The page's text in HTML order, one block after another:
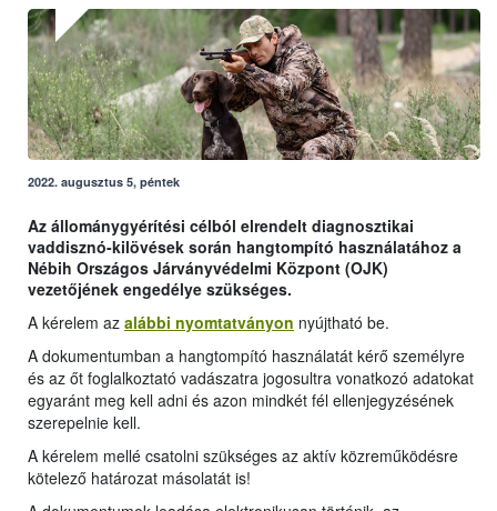
2022. augusztus 5, péntek
Az állománygyérítési célból elrendelt diagnosztikai
vaddisznó-kilövések során hangtompító használatához a
Nébih Országos Járványvédelmi Központ (OJK)
vezetőjének engedélye szükséges.
A kérelem az alábbi nyomtatványon nyújtható be.
A dokumentumban a hangtompító használatát kérő személyre
és az őt foglalkoztató vadászatra jogosultra vonatkozó adatokat
egyaránt meg kell adni és azon mindkét fél ellenjegyzésének
szerepelnie kell.
A kérelem mellé csatolni szükséges az aktív közreműködésre
kötelező határozat másolatát is!